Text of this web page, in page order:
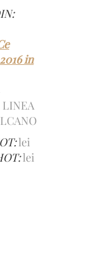
in
LINEA
lei
lei